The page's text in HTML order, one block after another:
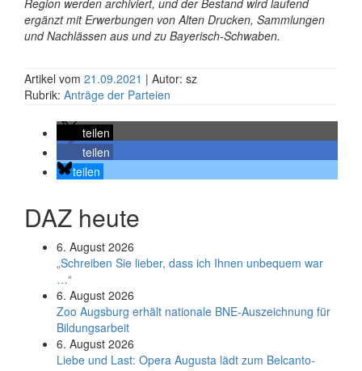
Region werden archiviert, und der Bestand wird laufend
ergänzt mit Erwerbungen von Alten Drucken, Sammlungen
und Nachlässen aus und zu Bayerisch-Schwaben.
Artikel vom 21.09.2021 | Autor: sz
Rubrik: Anträge der Parteien
teilen
teilen
teilen
DAZ heute
6. August 2026
„Schreiben Sie lieber, dass ich Ihnen unbequem war
…“
6. August 2026
Zoo Augsburg erhält nationale BNE-Auszeichnung für
Bildungsarbeit
6. August 2026
Liebe und Last: Opera Augusta lädt zum Belcanto-